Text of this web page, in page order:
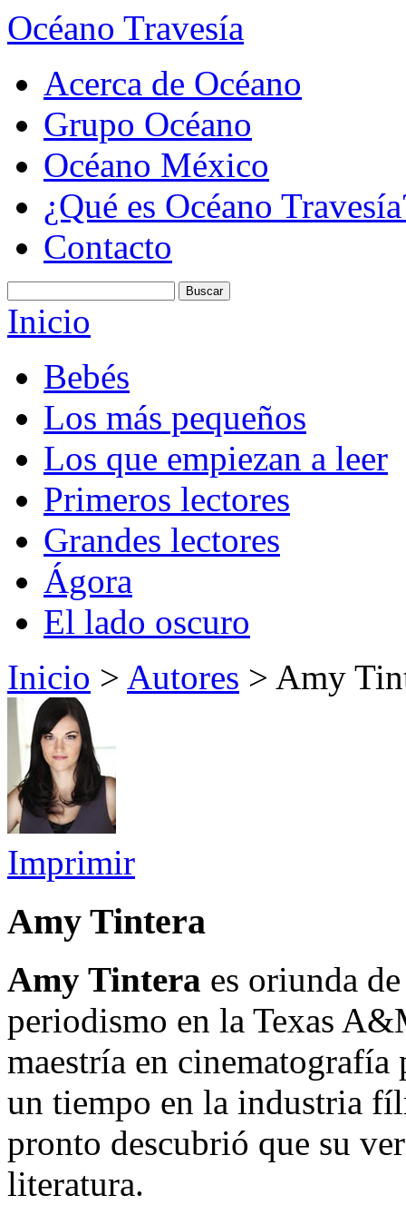
Océano Travesía
Acerca de Océano
Grupo Océano
Océano México
¿Qué es Océano
Contacto
Inicio
Bebés
Los más pequeños
Los que empiezan a leer
Primeros lectores
Grandes lectores
Ágora
El lado oscuro
Inicio > Autores > Amy
Imprimir
Amy Tintera
Amy Tintera es oriunda
periodismo en la Texas
maestría en
un tiempo en la industria
pronto descubrió que su
literatura.